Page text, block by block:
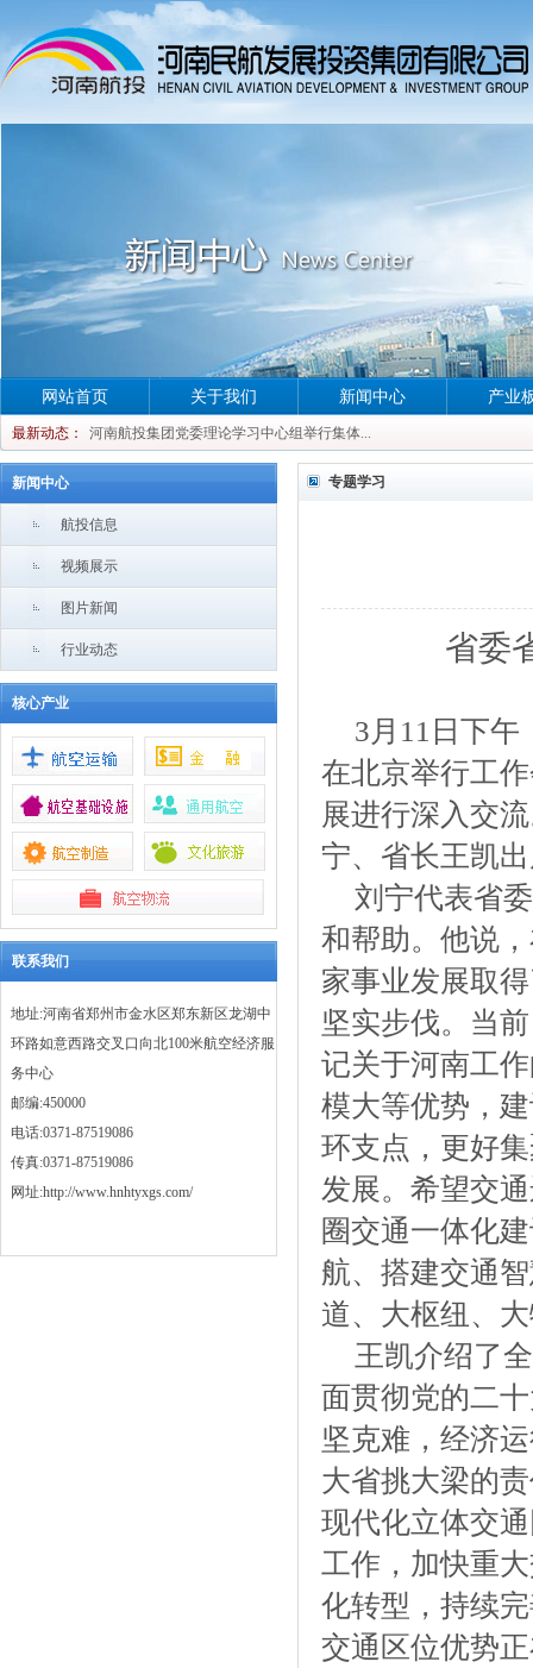
网站首页
最新动态：
河南航投集团党委理论学习中心组举行集体...
河南航投集团党委理论学习中心组举行集体...
河南航投集团党委理论学习中心组举行集体...
河南航投集团党委理论学习中心组举行集体...
关于我们 新闻中心 产业
新闻中心
航投信息
视频展示
图片新闻
行业动态
核心产业
联系我们
地址:河南省郑州市金水区郑东新区龙湖中
环路如意西路交叉口向北100米航空经济服
务中心
邮编:450000
电话:0371-87519086
传真:0371-87519086
网址:http://www.hnhtyxgs.com/
专题学习
省委
3月11日下午
在北京举行工
展进行深入交
宁、省长王凯
刘宁代表省
和帮助。他说
家事业发展取
坚实步伐。当
记关于河南工
模大等优势，
环支点，更好
发展。希望交
圈交通一体化
航、搭建交通
道、大枢纽、
王凯介绍了
面贯彻党的二
坚克难，经济
大省挑大梁的
现代化立体交
工作，加快重
化转型，持续
交通区位优势